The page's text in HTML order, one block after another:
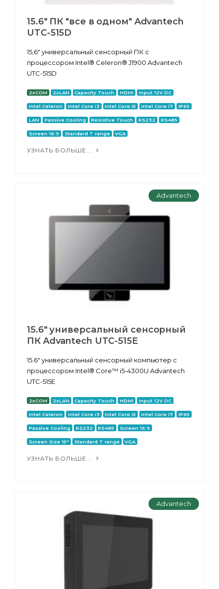
15.6" ПК "все в одном" Advantech
UTC-515D
15,6" универсальный сенсорный ПК с
процессором Intel® Celeron® J1900 Advantech
UTC-515D
2xCOM 2xLAN Capacity Touch HDMI Input 12V DC
Intel Celeron Intel Core i3 Intel Core i5 Intel Core i7 IP65
LAN Passive Cooling Resistive Touch RS232 RS485
Screen 16:9 Standard T range VGA
УЗНАТЬ БОЛЬШЕ...
Advantech
15.6" универсальный сенсорный
ПК Advantech UTC-515E
15.6" универсальный сенсорный компьютер с
процессором Intel® Core™ i5-4300U Advantech
UTC-515E
2xCOM 2xLAN Capacity Touch HDMI Input 12V DC
Intel Celeron Intel Core i3 Intel Core i5 Intel Core i7 IP65
Passive Cooling RS232 RS485 Screen 16:9
Screen Size 15" Standard T range VGA
УЗНАТЬ БОЛЬШЕ...
Advantech